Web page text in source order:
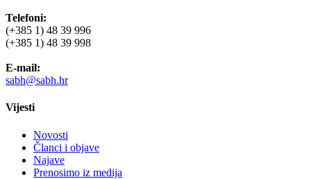
Telefoni:
(+385 1) 48 39 996
(+385 1) 48 39 998
E-mail:
sabh@sabh.hr
Vijesti
Novosti
Članci i objave
Najave
Prenosimo iz medija